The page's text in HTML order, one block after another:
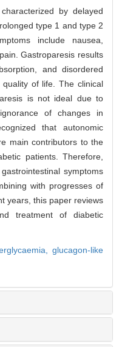
by delayed
type 1 and type 2
include nausea,
Gastroparesis results
and disordered
of life. The clinical
is not ideal due to
of changes in
that autonomic
main contributors to the
patients. Therefore,
symptoms
with progresses of
years, this paper reviews
treatment of diabetic
glucagon-like